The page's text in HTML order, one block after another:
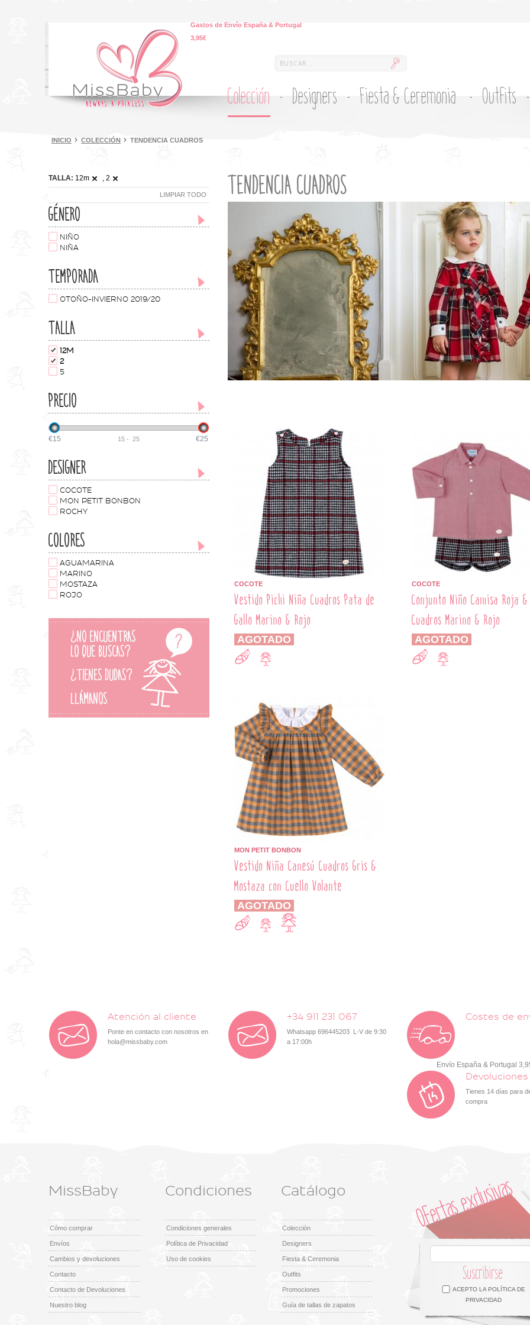
Gastos de Envío España & Portugal
3,95€
Colección Designers Fiesta & Ceremonia Outfits
INICIO COLECCIÓN TENDENCIA CUADROS
TALLA: 12m , 2
LIMPIAR TODO
GÉNERO
NIÑO
NIÑA
TEMPORADA
OTOÑO-INVIERNO 2019/20
TALLA
12M
2
5
PRECIO
€15 €25
15- 25
DESIGNER
COCOTE
MON PETIT BONBON
ROCHY
COLORES
AGUAMARINA
MARINO
MOSTAZA
ROJO
TENDENCIA CUADROS
COCOTE
Vestido Pichi Niña Cuadros Pata de
Gallo Marino & Rojo
AGOTADO
COCOTE
Conjunto Niño Camisa Roja
Cuadros Marino & Rojo
AGOTADO
MON PETIT BONBON
Vestido Niña Canesú Cuadros Gris &
Mostaza con Cuello Volante
AGOTADO
Atención al cliente
Ponte en contacto con nosotros en
hola@missbaby.com
+34 911 231 067
Whatsapp 696445203 L-V de 9:30
a 17:00h
Costes de
Envío España & Portugal
Devoluciones
Tienes 14 días para
compra
MissBaby
Cómo comprar
Envíos
Cambios y devoluciones
Contacto
Contacto de Devoluciones
Nuestro blog
Condiciones
Condiciones generales
Política de Privacidad
Uso de cookies
Catálogo
Colección
Designers
Fiesta & Ceremonia
Outfits
Promociones
Guía de tallas de zapatos
Suscribirse
ACEPTO LAPOLÍTICA DE
PRIVACIDAD
Facebook Twitter Google +